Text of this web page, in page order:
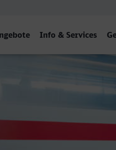
Info & Services
- Fürth